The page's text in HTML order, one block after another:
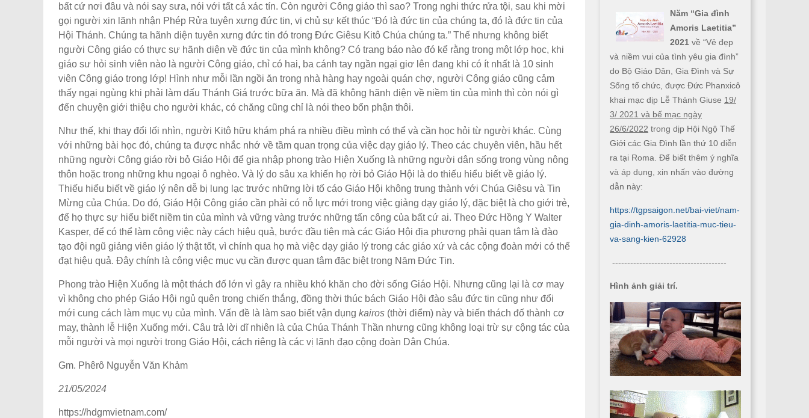
bất cứ nơi đâu và nói say sưa, nói với tất cả xác tín. Còn người Công giáo thì sao? Trong nghi thức rửa tội, sau khi mời
gọi người xin lãnh nhận Phép Rửa tuyên xưng đức tin, vị chủ sự kết thúc “Đó là đức tin của chúng ta, đó là đức tin của
Hội Thánh. Chúng ta hãnh diện tuyên xưng đức tin đó trong Đức Giêsu Kitô Chúa chúng ta.” Thế nhưng không biết
người Công giáo có thực sự hãnh diện về đức tin của mình không? Có trang báo nào đó kể rằng trong một lớp học, khi
giáo sư hỏi sinh viên nào là người Công giáo, chỉ có hai, ba cánh tay ngần ngại giơ lên đang khi có ít nhất là 10 sinh
viên Công giáo trong lớp! Hình như mỗi lần ngồi ăn trong nhà hàng hay ngoài quán chợ, người Công giáo cũng cảm
thấy ngại ngùng khi phải làm dấu Thánh Giá trước bữa ăn. Mà đã không hãnh diện về niềm tin của mình thì còn nói gì
đến chuyện giới thiệu cho người khác, có chăng cũng chỉ là nói theo bổn phận thôi.
Như thế, khi thay đổi lối nhìn, người Kitô hữu khám phá ra nhiều điều mình có thể và cần học hỏi từ người khác. Cùng
với những bài học đó, chúng ta được nhắc nhớ về tầm quan trọng của việc dạy giáo lý. Theo các chuyên viên, hầu hết
những người Công giáo rời bỏ Giáo Hội để gia nhập phong trào Hiện Xuống là những người dân sống trong vùng nông
thôn hoặc trong những khu ngoại ô nghèo. Và lý do sâu xa khiến họ rời bỏ Giáo Hội là do thiếu hiểu biết về giáo lý.
Thiếu hiểu biết về giáo lý nên dễ bị lung lạc trước những lời tố cáo Giáo Hội không trung thành với Chúa Giêsu và Tin
Mừng của Chúa. Do đó, Giáo Hội Công giáo cần phải có nỗ lực mới trong việc giảng dạy giáo lý, đặc biệt là cho giới trẻ,
để họ thực sự hiểu biết niềm tin của mình và vững vàng trước những tấn công của bất cứ ai. Theo Đức Hồng Y Walter
Kasper, để có thể làm công việc này cách hiệu quả, bước đầu tiên mà các Giáo Hội địa phương phải quan tâm là đào
tạo đội ngũ giảng viên giáo lý thật tốt, vì chính qua họ mà việc dạy giáo lý trong các giáo xứ và các cộng đoàn mới có thể
đạt hiệu quả. Đây chính là công việc mục vụ cần được quan tâm đặc biệt trong Năm Đức Tin.
Phong trào Hiện Xuống là một thách đố lớn vì gây ra nhiều khó khăn cho đời sống Giáo Hội. Nhưng cũng lại là cơ may
vì không cho phép Giáo Hội ngủ quên trong chiến thắng, đồng thời thúc bách Giáo Hội đào sâu đức tin cũng như đổi
mới cung cách làm mục vụ của mình. Vấn đề là làm sao biết vận dụng kairos (thời điểm) này và biến thách đố thành cơ
may, thành lễ Hiện Xuống mới. Câu trả lời dĩ nhiên là của Chúa Thánh Thần nhưng cũng không loại trừ sự cộng tác của
mỗi người và mọi người trong Giáo Hội, cách riêng là các vị lãnh đạo cộng đoàn Dân Chúa.
Gm. Phêrô Nguyễn Văn Khảm
21/05/2024
https://hdgmvietnam.com/
Năm “Gia đình
Amoris Laetitia”
2021 về “Vẻ đẹp
và niềm vui của tình yêu gia đình”
do Bộ Giáo Dân, Gia Đình và Sự
Sống tổ chức, được Đức Phanxicô
khai mạc dịp Lễ Thánh Giuse 19/
3/ 2021 và bế mạc ngày
26/6/2022 trong dịp Hội Ngộ Thế
Giới các Gia Đình lần thứ 10 diễn
ra tại Roma. Để biết thêm ý nghĩa
và áp dụng, xin nhấn vào đường
dẫn này:
https://tgpsaigon.net/bai-viet/nam-
gia-dinh-amoris-laetitia-muc-tieu-
va-sang-kien-62928
--------------------------------------
Hình ảnh giải trí.